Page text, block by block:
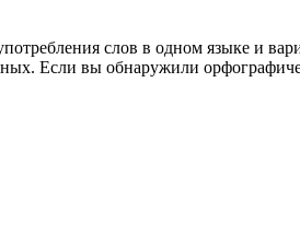
слов в одном языке и
Если вы обнаружили